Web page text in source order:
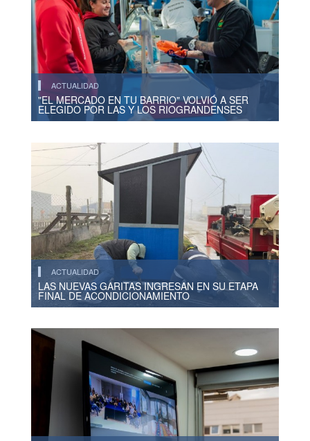
ACTUALIDAD
"EL MERCADO EN TU BARRIO" VOLVIÓ A SER
ELEGIDO POR LAS Y LOS RIOGRANDENSES
ACTUALIDAD
LAS NUEVAS GARITAS INGRESAN EN SU ETAPA
FINAL DE ACONDICIONAMIENTO